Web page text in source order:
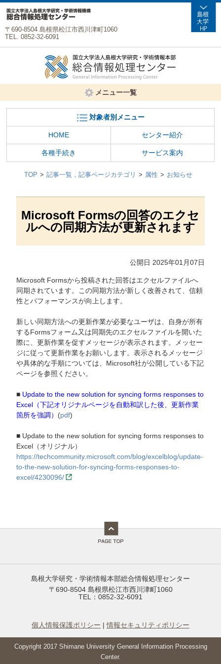
〒690-8504 島根県松江市西川津町1060
TEL. 0852-32-6091
メニュー一覧
対象者別メニュー
HOME センター紹介
各種手続き サービス案内
TOP 記事一覧，記事ページカテゴリ 属性 お知らせ
Microsoft Formsの回答のエクセ
ルへの同期方法が更新されます
公開日 2025年01月07日
Microsoft Formsから投稿された回答はエクセルファイルへ
同期されています。この同期方法が新しく改善されて、信頼
性とパフォーマンスが向上します。
新しい同期方法への更新作業が必要なユーザは、自身が所有
するFormsフォーム又は同期先のエクセルファイルを開いた
際に、更新作業を促すメッセージが表示されます。メッセー
ジに従って更新作業をお願いします。表示されるメッセージ
や具体的な手順については、Microsoft社が公開している下記
ページを参照ください。
■ Update to the new solution for syncing forms responses to
Excel（下記オリジナルページを自動和訳した後、更新作業
箇所を強調） (pdf)
■ Update to the new solution for syncing forms responses to
Excel（オリジナル）
https://techcommunity.microsoft.com/blog/excelblog/update-
to-the-new-solution-for-syncing-forms-responses-to-
excel/4230096/
島根大学研究・学術情報本部総合情報処理センター
〒690-8504 島根県松江市西川津町1060
TEL：0852-32-6091
個人情報保護ポリシー |情報セキュリティポリシー
Copyright 2017 Shimane University General Information Processing
Center.